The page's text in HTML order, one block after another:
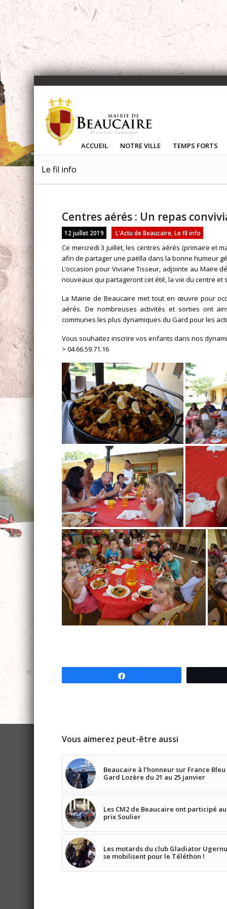
ACCUEIL NOTRE VILLE TEMPS FORTS
Le fil info
Centres aérés : Un repas
12 juillet 2019 L'Actu de Beaucaire ,Le fil info
Ce mercredi 3 juillet, les centres aérés (primaire et
afin de partager une paëlla dans la bonne humeur
L’occasion pour Viviane Tisseur, adjointe au Maire
nouveaux qui partageront cet été, la vie du centre et
La Mairie de Beaucaire met tout en œuvre pour
aérés. De nombreuses activités et sorties ont
communes les plus dynamiques du Gard pour les
Vous souhaitez inscrire vos enfants dans nos
> 04.66.59.71.16
Vous aimerez peut-être aussi
Beaucaire à l’honneur sur France Bleu
Gard Lozère du 21 au 25 janvier
Les CM2 de Beaucaire ont participé au
prix Soulier
Les motards du club Gladiator
se mobilisent pour le Téléthon !